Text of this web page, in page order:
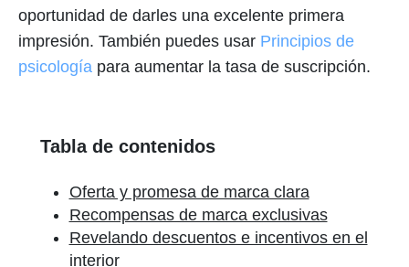
oportunidad de darles una excelente primera
impresión. También puedes usar Principios de
psicología para aumentar la tasa de suscripción.
Tabla de contenidos
Oferta y promesa de marca clara
Recompensas de marca exclusivas
Revelando descuentos e incentivos en el
interior